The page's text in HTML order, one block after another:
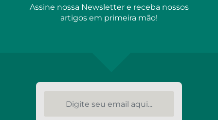
Assine nossa Newsletter e receba nossos
artigos em primeira mão!